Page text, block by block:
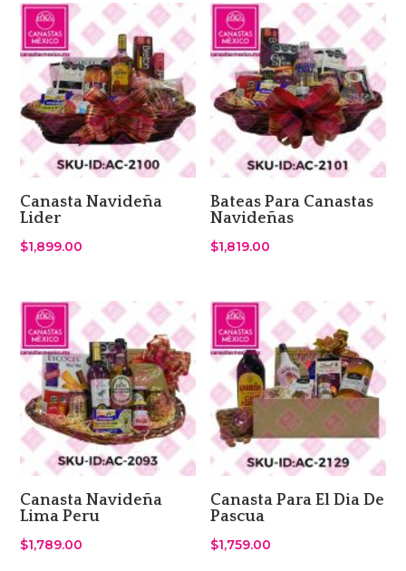
Canasta Navideña
Lider
$1,899.00
Bateas Para Canastas
Navideñas
$1,819.00
Canasta Navideña
Lima Peru
$1,789.00
Canasta Para El Dia De
Pascua
$1,759.00